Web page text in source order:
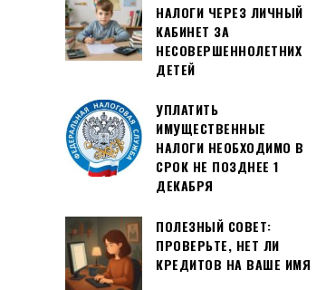
НАЛОГИ ЧЕРЕЗ ЛИЧНЫЙ
КАБИНЕТ ЗА
НЕСОВЕРШЕННОЛЕТНИХ
ДЕТЕЙ
УПЛАТИТЬ
ИМУЩЕСТВЕННЫЕ
НАЛОГИ НЕОБХОДИМО В
СРОК НЕ ПОЗДНЕЕ 1
ДЕКАБРЯ
ПОЛЕЗНЫЙ СОВЕТ:
ПРОВЕРЬТЕ, НЕТ ЛИ
КРЕДИТОВ НА ВАШЕ ИМЯ